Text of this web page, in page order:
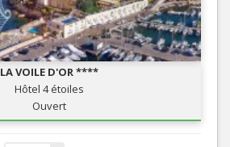
LA VOILE D'OR ****
Hôtel 4 étoiles
Ouvert